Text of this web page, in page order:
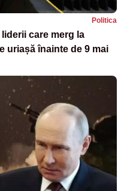
Politica
care merg la
uriașă înainte de 9 mai